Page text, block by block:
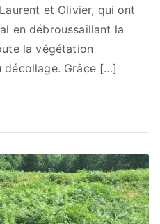
et Olivier, qui ont
en débroussaillant la
la végétation
décollage. Grâce […]